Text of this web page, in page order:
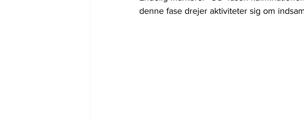
denne fase drejer aktiviteter sig om